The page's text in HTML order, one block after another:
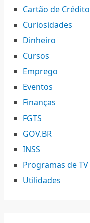
Cartão de Crédito
Curiosidades
Dinheiro
Cursos
Emprego
Eventos
Finanças
FGTS
GOV.BR
INSS
Programas de TV
Utilidades